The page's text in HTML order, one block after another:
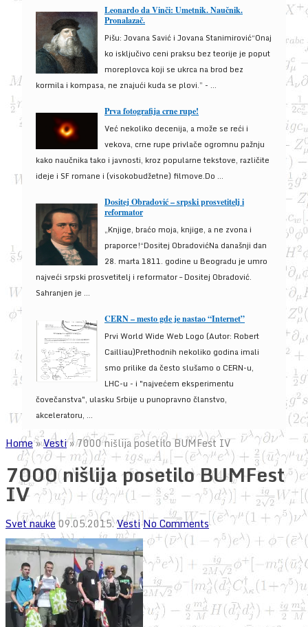
Leonardo da Vinči: Umetnik. Naučnik.
Pronalazač.
Pišu: Jovana Savić i Jovana Stanimirović“Onaj
ko isključivo ceni praksu bez teorije je poput
moreplovca koji se ukrca na brod bez
kormila i kompasa, ne znajući kuda se plovi.” - ...
Prva fotografija crne rupe!
Već nekoliko decenija, a može se reći i
vekova, crne rupe privlače ogromnu pažnju
kako naučnika tako i javnosti, kroz popularne tekstove, različite
ideje i SF romane i (visokobudžetne) filmove.Do ...
Dositej Obradović – srpski prosvetitelj i
reformator
„Knjige, braćo moja, knjige, a ne zvona i
praporce!“Dositej ObradovićNa današnji dan
28. marta 1811. godine u Beogradu je umro
najveći srpski prosvetitelj i reformator – Dositej Obradović.
Sahranjen je ...
CERN – mesto gde je nastao “Internet”
Prvi World Wide Web Logo (Autor: Robert
Cailliau)Prethodnih nekoliko godina imali
smo prilike da često slušamo o CERN-u,
LHC-u - i "najvećem eksperimentu
čovečanstva", ulasku Srbije u punopravno članstvo,
akceleratoru, ...
Home»Vesti»7000 nišlija posetilo BUMFest IV
7000 nišlija posetilo BUMFest
IV
Svet nauke 09.05.2015.Vesti No Comments